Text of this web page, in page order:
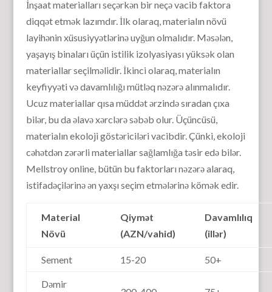
İnşaat materialları seçərkən bir neçə vacib faktora
diqqət etmək lazımdır. İlk olaraq, materialın növü
layihənin xüsusiyyətlərinə uyğun olmalıdır. Məsələn,
yaşayış binaları üçün istilik izolyasiyası yüksək olan
materiallar seçilməlidir. İkinci olaraq, materialın
keyfiyyəti və davamlılığı mütləq nəzərə alınmalıdır.
Ucuz materiallar qısa müddət ərzində sıradan çıxa
bilər, bu da əlavə xərclərə səbəb olur. Üçüncüsü,
materialın ekoloji göstəriciləri vacibdir. Çünki, ekoloji
cəhətdən zərərli materiallar sağlamlığa təsir edə bilər.
Mellstroy online, bütün bu faktorları nəzərə alaraq,
istifadəçilərinə ən yaxşı seçim etmələrinə kömək edir.
Material
Növü
Qiymət
(AZN/vahid)
Davamlılıq
(illər)
Sement 15-20 50+
Dəmir